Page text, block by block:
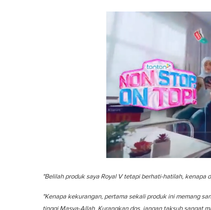
f
m
"Belilah produk saya Royal V tetapi berhati-hatilah,
"Kenapa kekurangan, pertama sekali produk ini memang
tinggi Masya-Allah. Kurangkan dos, jangan taksub sangat